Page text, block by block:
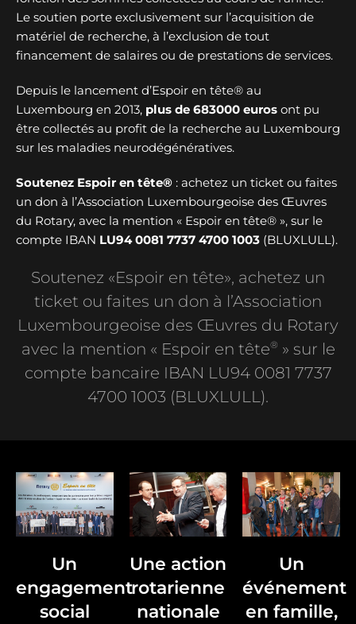
Le soutien porte exclusivement sur l’acquisition de
matériel de recherche, à l’exclusion de tout
financement de salaires ou de prestations de services.
Depuis le lancement d’Espoir en tête® au
Luxembourg en 2013, plus de 683000 euros ont pu
être collectés au profit de la recherche au Luxembourg
sur les maladies neurodégénératives.
Soutenez Espoir en tête® : achetez un ticket ou faites
un don à l’Association Luxembourgeoise des Œuvres
du Rotary, avec la mention « Espoir en tête® », sur le
compte IBAN LU94 0081 7737 4700 1003 (BLUXLULL).
Soutenez «Espoir en tête», achetez un
ticket ou faites un don à l’Association
Luxembourgeoise des Œuvres du Rotary
avec la mention « Espoir en tête® » sur le
compte bancaire IBAN LU94 0081 7737
4700 1003 (BLUXLULL).
Un
engagement
social
Une action
rotarienne
nationale
Un
événement
en famille,